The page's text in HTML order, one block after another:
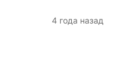
4 года назад